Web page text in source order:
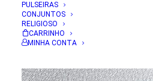
PULSEIRAS
CONJUNTOS
RELIGIOSO
CARRINHO
MINHA CONTA